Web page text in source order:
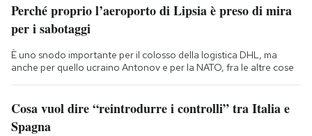
Perché proprio l’aeroporto di Lipsia è preso di mira
per i sabotaggi
È uno snodo importante per il colosso della logistica DHL, ma
anche per quello ucraino Antonov e per la NATO, fra le altre cose
Cosa vuol dire “reintrodurre i controlli” tra Italia e
Spagna